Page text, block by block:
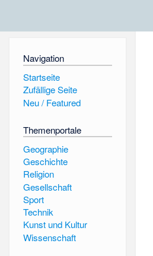
Navigation
Startseite
Zufällige Seite
Neu / Featured
Themenportale
Geographie
Geschichte
Religion
Gesellschaft
Sport
Technik
Kunst und Kultur
Wissenschaft